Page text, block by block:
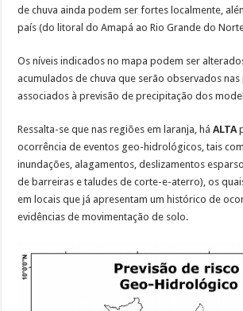
de chuva ainda podem ser fortes localmente,
país (do litoral do Amapá ao Rio Grande do
Os níveis indicados no mapa podem ser
acumulados de chuva que serão observados
associados à previsão de precipitação dos
Ressalta-se que nas regiões em laranja, háALTA
ocorrência de eventos geo-hidrológicos, tais
inundações, alagamentos, deslizamentos
de barreiras e taludes de corte-e-aterro), os
em locais que já apresentam um histórico de
evidências de movimentação de solo.